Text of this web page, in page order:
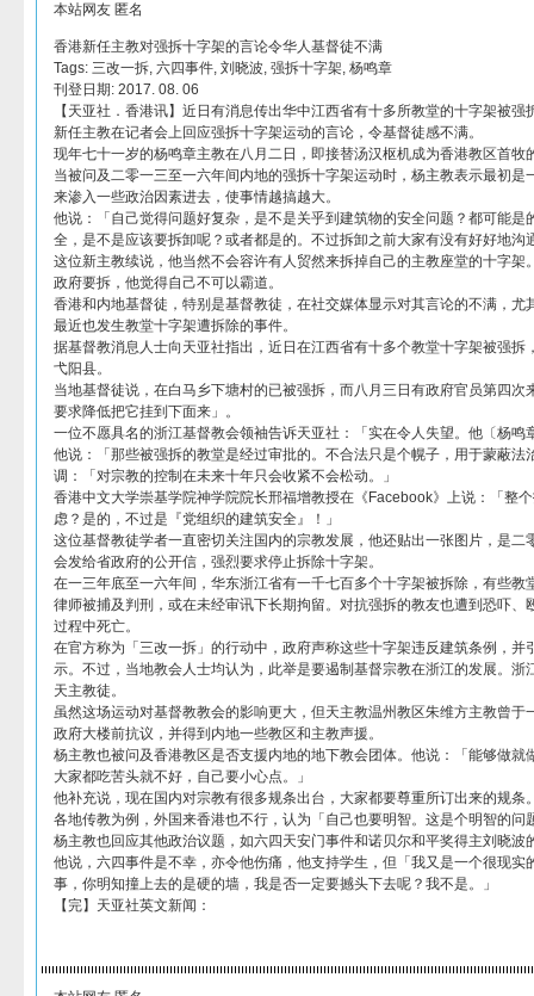
本站网友 匿名
香港新任主教对强拆十字架的言论令华人基督徒不满
Tags: 三改一拆, 六四事件, 刘晓波, 强拆十字架, 杨鸣章
刊登日期: 2017. 08. 06
【天亚社．香港讯】近日有消息传出华中江西省有十多所教堂的十字架被
新任主教在记者会上回应强拆十字架运动的言论，令基督徒感不满。
现年七十一岁的杨鸣章主教在八月二日，即接替汤汉枢机成为香港教区首牧
当被问及二零一三至一六年间内地的强拆十字架运动时，杨主教表示最初是
来渗入一些政治因素进去，使事情越搞越大。
他说：「自己觉得问题好复杂，是不是关乎到建筑物的安全问题？都可能是
全，是不是应该要拆卸呢？或者都是的。不过拆卸之前大家有没有好好地沟
这位新主教续说，他当然不会容许有人贸然来拆掉自己的主教座堂的十字架
政府要拆，他觉得自己不可以霸道。
香港和内地基督徒，特别是基督教徒，在社交媒体显示对其言论的不满，尤
最近也发生教堂十字架遭拆除的事件。
据基督教消息人士向天亚社指出，近日在江西省有十多个教堂十字架被强拆
弋阳县。
当地基督徒说，在白马乡下塘村的已被强拆，而八月三日有政府官员第四次
要求降低把它挂到下面来」。
一位不愿具名的浙江基督教会领袖告诉天亚社：「实在令人失望。他〔杨鸣
他说：「那些被强拆的教堂是经过审批的。不合法只是个幌子，用于蒙蔽法
调：「对宗教的控制在未来十年只会收紧不会松动。」
香港中文大学崇基学院神学院院长邢福增教授在《Facebook》上说：「整
虑？是的，不过是『党组织的建筑安全』！」
这位基督教徒学者一直密切关注国内的宗教发展，他还贴出一张图片，是二
会发给省政府的公开信，强烈要求停止拆除十字架。
在一三年底至一六年间，华东浙江省有一千七百多个十字架被拆除，有些教
律师被捕及判刑，或在未经审讯下长期拘留。对抗强拆的教友也遭到恐吓、
过程中死亡。
在官方称为「三改一拆」的行动中，政府声称这些十字架违反建筑条例，并
示。不过，当地教会人士均认为，此举是要遏制基督宗教在浙江的发展。浙
天主教徒。
虽然这场运动对基督教教会的影响更大，但天主教温州教区朱维方主教曾于
政府大楼前抗议，并得到内地一些教区和主教声援。
杨主教也被问及香港教区是否支援内地的地下教会团体。他说：「能够做就
大家都吃苦头就不好，自己要小心点。」
他补充说，现在国内对宗教有很多规条出台，大家都要尊重所订出来的规条
各地传教为例，外国来香港也不行，认为「自己也要明智。这是个明智的问
杨主教也回应其他政治议题，如六四天安门事件和诺贝尔和平奖得主刘晓波
他说，六四事件是不幸，亦令他伤痛，他支持学生，但「我又是一个很现实
事，你明知撞上去的是硬的墙，我是否一定要撼头下去呢？我不是。」
【完】天亚社英文新闻：